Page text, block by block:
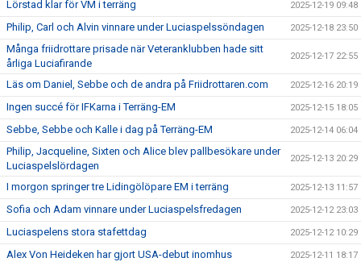
Lörstad klar för VM i terräng 2025-12-19 09:48
Philip, Carl och Alvin vinnare under Luciaspelssöndagen 2025-12-18 23:50
Många friidrottare prisade när Veteranklubben hade sitt
årliga Luciafirande
2025-12-17 22:55
Läs om Daniel, Sebbe och de andra på Friidrottaren.com 2025-12-16 20:19
Ingen succé för IFKarna i Terräng-EM 2025-12-15 18:05
Sebbe, Sebbe och Kalle i dag på Terräng-EM 2025-12-14 06:04
Philip, Jacqueline, Sixten och Alice blev pallbesökare under
Luciaspelslördagen
2025-12-13 20:29
I morgon springer tre Lidingölöpare EM i terräng 2025-12-13 11:57
Sofia och Adam vinnare under Luciaspelsfredagen 2025-12-12 23:03
Luciaspelens stora stafettdag 2025-12-12 10:29
Alex Von Heideken har gjort USA-debut inomhus 2025-12-11 18:17